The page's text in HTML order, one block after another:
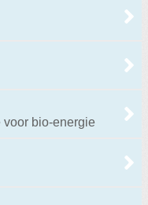
voor bio-energie